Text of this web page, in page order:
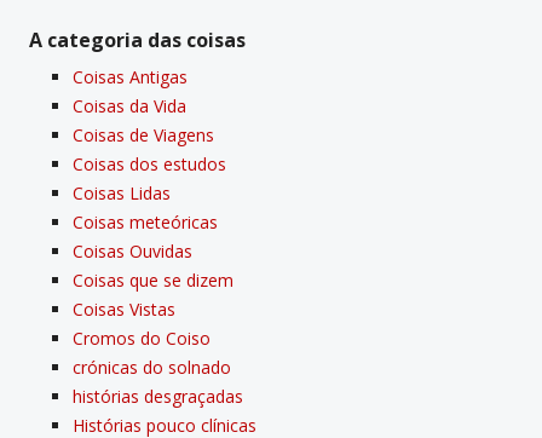
A categoria das coisas
Coisas Antigas
Coisas da Vida
Coisas de Viagens
Coisas dos estudos
Coisas Lidas
Coisas meteóricas
Coisas Ouvidas
Coisas que se dizem
Coisas Vistas
Cromos do Coiso
crónicas do solnado
histórias desgraçadas
Histórias pouco clí­nicas